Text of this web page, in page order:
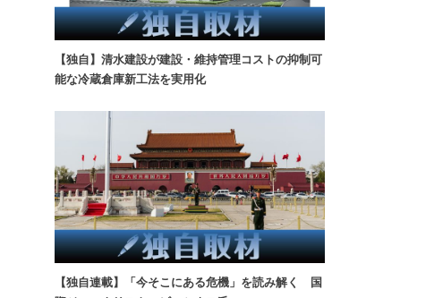
【独自】清水建設が建設・維持管理コストの抑制可
能な冷蔵倉庫新工法を実用化
【独自連載】「今そこにある危機」を読み解く 国